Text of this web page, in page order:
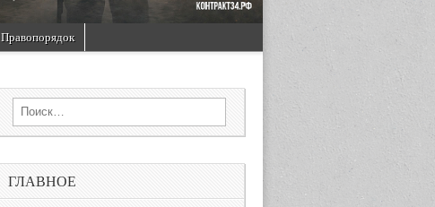
Правопорядок
Search for:
ГЛАВНОЕ